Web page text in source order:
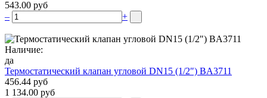
543.00 руб
–
+
Наличие:
да
Термостатический клапан угловой DN15 (1/2″) BA3711
456.44 руб
1 134.00 руб